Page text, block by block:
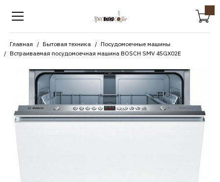
Главная Бытовая техника
Посудомоечные машины
Встраиваемая посудомоечная машина BOSCH SMV 45GX02E